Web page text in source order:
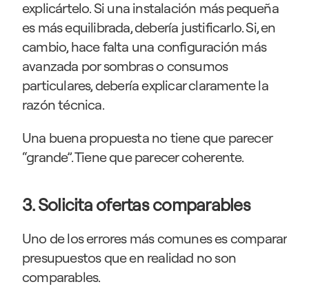
explicártelo. Si una instalación más pequeña
es más equilibrada, debería justificarlo. Si, en
cambio, hace falta una configuración más
avanzada por sombras o consumos
particulares, debería explicar claramente la
razón técnica.
Una buena propuesta no tiene que parecer
“grande”. Tiene que parecer coherente.
3. Solicita ofertas comparables
Uno de los errores más comunes es comparar
presupuestos que en realidad no son
comparables.